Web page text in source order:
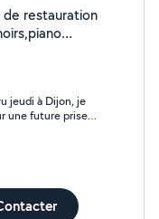
restauration
dans les
/jardinage/ panne
faire, mon
rendre la vie
jeudi à Dijon, je
une future prise